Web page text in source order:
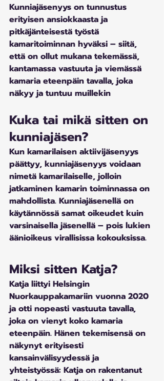
Kunniajäsenyys on tunnustus
erityisen ansiokkaasta ja
pitkäjänteisestä työstä
kamaritoiminnan hyväksi – siitä,
että on ollut mukana tekemässä,
kantamassa vastuuta ja viemässä
kamaria eteenpäin tavalla, joka
näkyy ja tuntuu muillekin
Kuka tai mikä sitten on
kunniajäsen?
Kun kamarilaisen aktiivijäsenyys
päättyy, kunniajäsenyys voidaan
nimetä kamarilaiselle, jolloin
jatkaminen kamarin toiminnassa on
mahdollista. Kunniajäsenellä on
käytännössä samat oikeudet kuin
varsinaisella jäsenellä – pois lukien
äänioikeus virallisissa kokouksissa.
Miksi sitten Katja?
Katja liittyi Helsingin
Nuorkauppakamariin vuonna 2020
ja otti nopeasti vastuuta tavalla,
joka on vienyt koko kamaria
eteenpäin. Hänen tekemisensä on
näkynyt erityisesti
kansainvälisyydessä ja
yhteistyössä: Katja on rakentanut